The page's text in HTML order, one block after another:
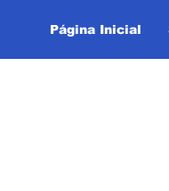
Página Inicial